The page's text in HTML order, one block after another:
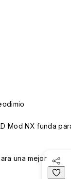
Mod NX funda
una mejor